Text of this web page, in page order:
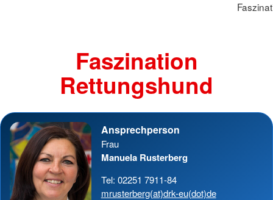
Faszination
Rettungshund
Ansprechperson
Frau
Manuela Rusterberg
Tel: 02251 7911-84
mrusterberg(at)drk-eu(dot)de